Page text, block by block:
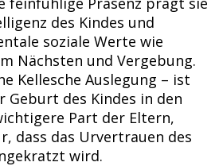
des Kindes und
soziale Werte wie
Nächsten und Vergebung.
Kellesche Auslegung – ist
Geburt des Kindes in den
Part der Eltern,
dass das Urvertrauen des
wird.